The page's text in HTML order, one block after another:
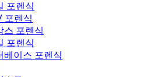
포렌식
포렌식
스 포렌식
포렌식
베이스 포렌식